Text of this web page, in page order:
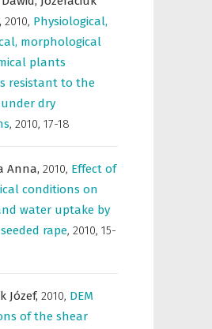
2010, Physiological,
morphological
plants
resistant to the
dry
, 2010, 17-18
Anna, 2010, Effect of
conditions on
water uptake by
rape, 2010, 15-
Józef, 2010, DEM
of the shear